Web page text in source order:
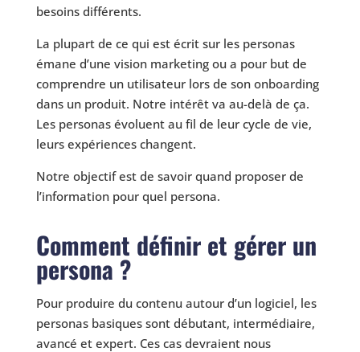
besoins différents.
La plupart de ce qui est écrit sur les personas
émane d’une vision marketing ou a pour but de
comprendre un utilisateur lors de son onboarding
dans un produit. Notre intérêt va au-delà de ça.
Les personas évoluent au fil de leur cycle de vie,
leurs expériences changent.
Notre objectif est de savoir quand proposer de
l’information pour quel persona.
Comment définir et gérer un
persona ?
Pour produire du contenu autour d’un logiciel, les
personas basiques sont débutant, intermédiaire,
avancé et expert. Ces cas devraient nous